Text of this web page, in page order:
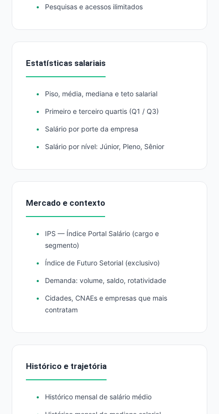
Pesquisas e acessos ilimitados
Estatísticas salariais
Piso, média, mediana e teto salarial
Primeiro e terceiro quartis (Q1 / Q3)
Salário por porte da empresa
Salário por nível: Júnior, Pleno, Sênior
Mercado e contexto
IPS — Índice Portal Salário (cargo e
segmento)
Índice de Futuro Setorial (exclusivo)
Demanda: volume, saldo, rotatividade
Cidades, CNAEs e empresas que mais
contratam
Histórico e trajetória
Histórico mensal de salário médio